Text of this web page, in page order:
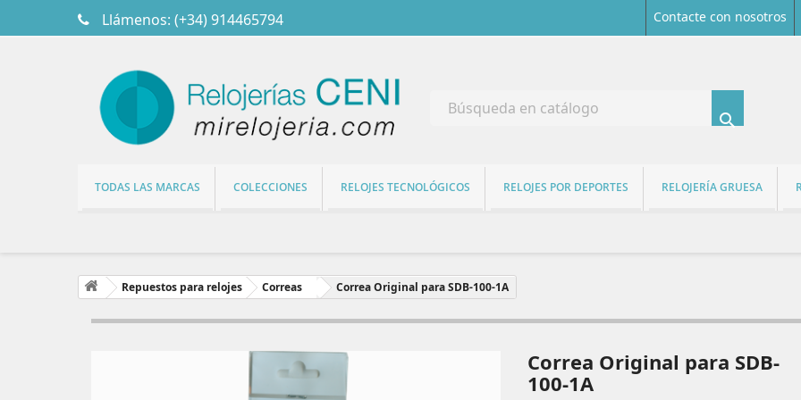
Llámenos: (+34) 914465794 Contacte con nosotros

TODAS LAS MARCAS COLECCIONES RELOJES TECNOLÓGICOS RELOJES POR DEPORTES RELOJERÍA GRUESA
Repuestos para relojes Correas Correa Original para SDB-100-1A
Correa Original para SDB-
100-1A